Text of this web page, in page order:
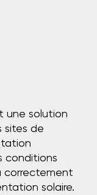
une solution
sites de
conditions
correctement
solaire.